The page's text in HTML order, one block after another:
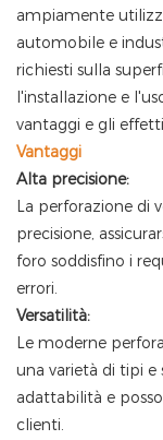
ampiamente
automobile e
richiesti sulla
l'installazione e
vantaggi e gli
Vantaggi
Alta precisione:
La perforazione di
precisione,
foro soddisfino i
errori.
Versatilità:
Le moderne
una varietà di tipi e
adattabilità e
clienti.